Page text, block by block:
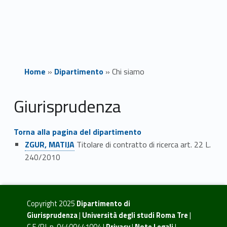
Home » Dipartimento» Chi siamo
C
h
i
i
Giurisprudenza
Torna alla pagina del dipartimento
ZGUR, MATIJATitolare di contratto di ricerca art. 22 L.
240/2010
Copyright 2025 Dipartimento di
Giurisprudenza| Università degli studi Roma Tre|